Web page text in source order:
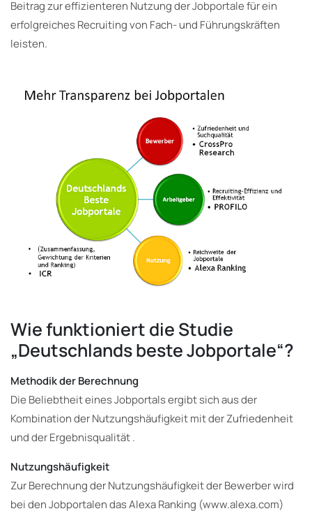
Beitrag zur effizienteren Nutzung der Jobportale für ein
erfolgreiches Recruiting von Fach- und Führungskräften
leisten.
Wie funktioniert die Studie
„Deutschlands beste Jobportale“?
Methodik der Berechnung
Die Beliebtheit eines Jobportals ergibt sich aus der
Kombination der Nutzungshäufigkeit mit der Zufriedenheit
und der Ergebnisqualität .
Nutzungshäufigkeit
Zur Berechnung der Nutzungshäufigkeit der Bewerber wird
bei den Jobportalen das Alexa Ranking (www.alexa.com)